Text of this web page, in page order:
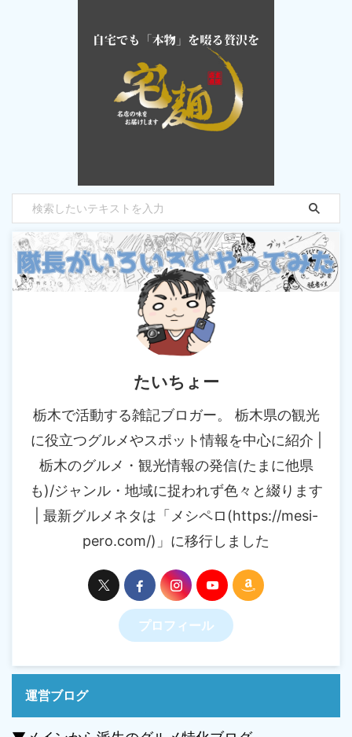
たいちょー
栃木で活動する雑記ブロガー。 栃木県の観光
に役立つグルメやスポット情報を中心に紹介 |
栃木のグルメ・観光情報の発信(たまに他県
も)/ジャンル・地域に捉われず色々と綴ります
| 最新グルメネタは「メシペロ(https://mesi-
pero.com/)」に移行しました
プロフィール
運営ブログ